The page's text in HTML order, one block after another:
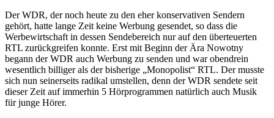
Der WDR, der noch heute zu den eher konservativen Sendern
gehört, hatte lange Zeit keine Werbung gesendet, so dass die
Werbewirtschaft in dessen Sendebereich nur auf den überteuerten
RTL zurückgreifen konnte. Erst mit Beginn der Ära Nowotny
begann der WDR auch Werbung zu senden und war obendrein
wesentlich billiger als der bisherige
Monopolist
RTL. Der musste
sich nun seinerseits radikal umstellen, denn der WDR sendete seit
dieser Zeit auf immerhin 5 Hörprogrammen natürlich auch Musik
für junge Hörer.